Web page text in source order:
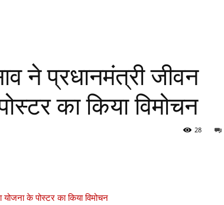
ने प्रधानमंत्री जीवन
का किया विमोचन
28